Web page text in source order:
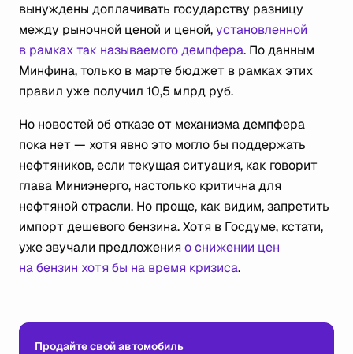
вынуждены доплачивать государству разницу
между рыночной ценой и ценой,установленной
в рамках так называемого демпфера. По данным
Минфина, только в марте бюджет в рамках этих
правил уже получил 10,5 млрд руб.
Но новостей об отказе от механизма демпфера
пока нет — хотя явно это могло бы поддержать
нефтяников, если текущая ситуация, как говорит
глава Миниэнерго, настолько критична для
нефтяной отрасли. Но проще, как видим, запретить
импорт дешевого бензина. Хотя в Госдуме, кстати,
уже звучали предложения о снижении цен
на бензин хотя бы на время кризиса.
Продайте свой автомобиль